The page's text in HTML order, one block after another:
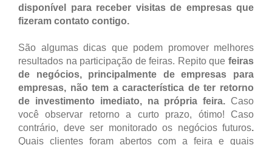
disponível para receber visitas de empresas que
fizeram contato contigo.
São algumas dicas que podem promover melhores
resultados na participação de feiras. Repito que feiras
de negócios, principalmente de empresas para
empresas, não tem a característica de ter retorno
de investimento imediato, na própria feira. Caso
você observar retorno a curto prazo, ótimo! Caso
contrário, deve ser monitorado os negócios futuros.
Quais clientes foram abertos com a feira e quais